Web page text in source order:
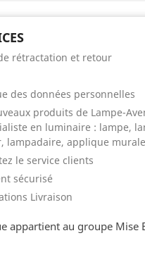
rétractation et retour
des données personnelles
produits de Lampe-
en luminaire : lampe,
lampadaire, applique
le service clients
sécurisé
Livraison
appartient au groupe Mise